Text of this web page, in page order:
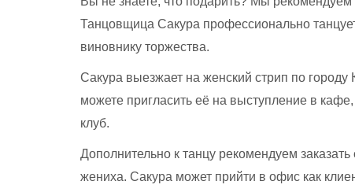
Танцовщица Сакура профессионально
виновнику торжества.
Сакура выезжает на женский стрип по
можете пригласить её на выступление в
клуб.
Дополнительно к танцу рекомендуем
жениха. Сакура может прийти в офис как